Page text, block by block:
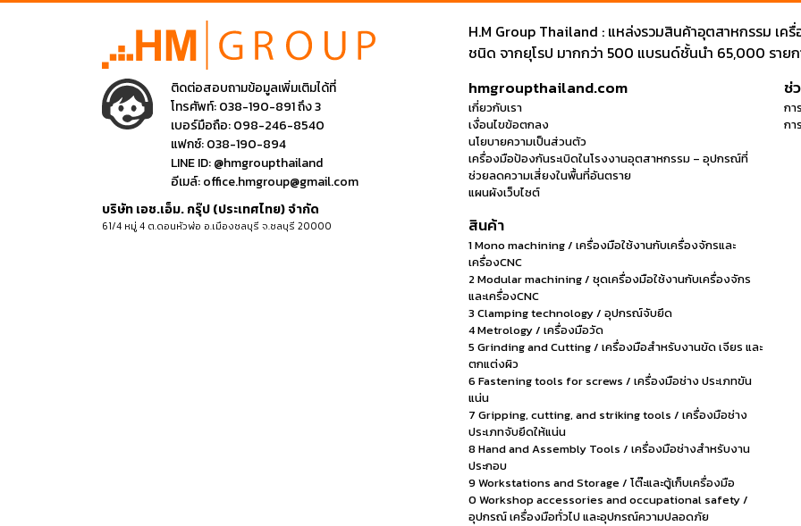
ติดต่อสอบถามข้อมูลเพิ่มเติมได้ที่
โทรศัพท์:038-190-891 ถึง 3
เบอร์มือถือ:098-246-8540
แฟกซ์:038-190-894
LINE ID:@hmgroupthailand
อีเมล์:office.hmgroup@gmail.com
บริษัท เอช.เอ็ม. กรุ๊ป (ประเทศไทย) จำกัด
61/4 หมู่ 4 ต.ดอนหัวฬ่อ อ.เมืองชลบุรี จ.ชลบุรี 20000
H.M Group Thailand : แหล่งรวมสินค้าอุตสาหกรรม เค
ชนิด จากยุโรป มากกว่า 500 แบรนด์ชั้นนำ 65,000 รายก
hmgroupthailand.com
เกี่ยวกับเรา
เงื่อนไขข้อตกลง
นโยบายความเป็นส่วนตัว
เครื่องมือป้องกันระเบิดในโรงงานอุตสาหกรรม – อุปกรณ์ที่
ช่วยลดความเสี่ยงในพื้นที่อันตราย
แผนผังเว็บไซต์
ช่
กา
กา
สินค้า
1 Mono machining / เครื่องมือใช้งานกับเครื่องจักรและ
เครื่องCNC
2 Modular machining / ชุดเครื่องมือใช้งานกับเครื่องจักร
และเครื่องCNC
3 Clamping technology / อุปกรณ์จับยึด
4 Metrology / เครื่องมือวัด
5 Grinding and Cutting / เครื่องมือสำหรับงานขัด เจียร และ
ตกแต่งผิว
6 Fastening tools for screws / เครื่องมือช่าง ประเภทขัน
แน่น
7 Gripping, cutting, and striking tools / เครื่องมือช่าง
ประเภทจับยึดให้แน่น
8 Hand and Assembly Tools / เครื่องมือช่างสำหรับงาน
ประกอบ
9 Workstations and Storage / โต๊ะและตู้เก็บเครื่องมือ
0 Workshop accessories and occupational safety /
อุปกรณ์ เครื่องมือทั่วไป และอุปกรณ์ความปลอดภัย